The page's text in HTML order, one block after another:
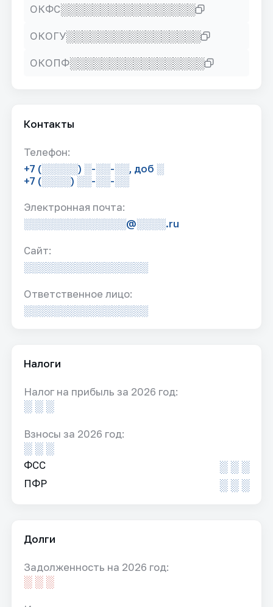
ОКФС░░░░░░░░░░░░░░░░░
ОКОГУ░░░░░░░░░░░░░░░░░
ОКОПФ░░░░░░░░░░░░░░░░░
Контакты
Телефон:
+7 (░░░░░) ░-░░-░░, доб ░
+7 (░░░░) ░░-░░-░░
Электронная почта:
░░░░░░░░░░░░░░@░░░░.ru
Сайт:
░░░░░░░░░░░░░░░░░
Ответственное лицо:
░░░░░░░░░░░░░░░░░
Налоги
Налог на прибыль за 2026 год:
░ ░ ░
Взносы за 2026 год:
░ ░ ░
ФСС ░ ░ ░
ПФР ░ ░ ░
Долги
Задолженность на 2026 год:
░ ░ ░